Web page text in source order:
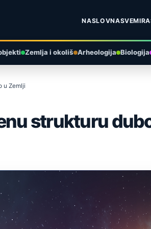
NASLOVNASVEMIR
Zemlja i okoliš Arheologija Biologija
u Zemlji
strukturu